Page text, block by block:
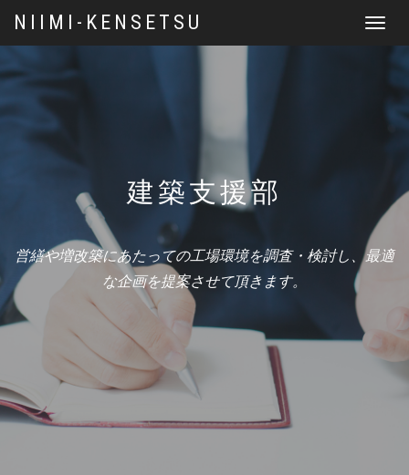
Toggle
NIIMI-KENSETSU
建築支援部
営繕や増改築にあたっての工場環境を調査・検討し、最適
な企画を提案させて頂きます。